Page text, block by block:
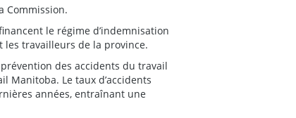
Commission.
le régime d’indemnisation
les travailleurs de la province.
des accidents du travail
Manitoba. Le taux d’accidents
années, entraînant une